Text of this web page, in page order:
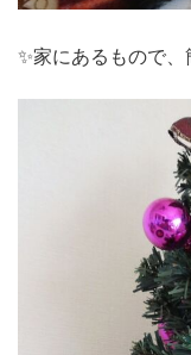
✨家にあるもので